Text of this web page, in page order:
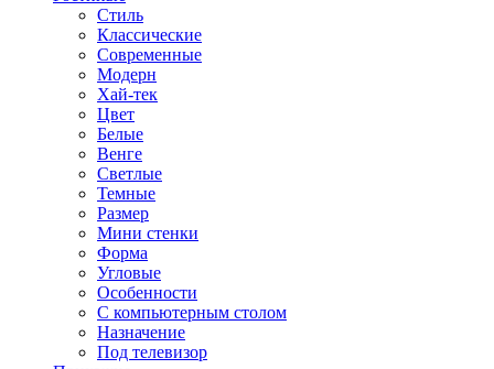
Стиль
Классические
Современные
Модерн
Хай-тек
Цвет
Белые
Венге
Светлые
Темные
Размер
Мини стенки
Форма
Угловые
Особенности
С компьютерным столом
Назначение
Под телевизор